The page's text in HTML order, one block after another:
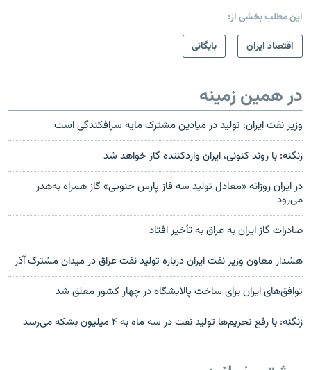
این مطلب بخشی از:
اقتصاد ایران
بایگانی
در همین زمینه
وزیر نفت ایران: تولید در میادین مشترک مایه سرافکندگی است
زنگنه: با روند کنونی، ایران واردکننده گاز خواهد شد
در ایران روزانه «معادل تولید سه فاز پارس جنوبی» گاز همراه به‌هدر
می‌رود
صادرات گاز ایران به عراق به تأخیر افتاد
هشدار معاون وزیر نفت ایران درباره تولید نفت عراق در میدان مشترک آذر
توافق‌های ایران برای ساخت پالایشگاه در چهار کشور معلق شد
زنگنه: با رفع تحریم‌ها تولید نفت در سه ماه به ۴ میلیون بشکه می‌رسد